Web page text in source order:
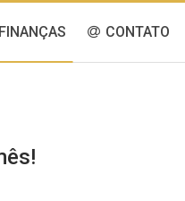
FINANÇAS CONTATO